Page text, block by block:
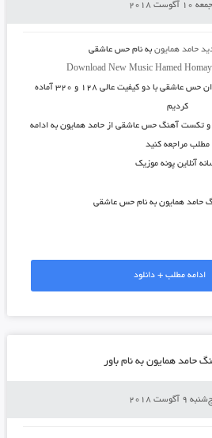
جمعه 10 آگوست 2018
حامد همایونبه نام حس عاشقی
Download New Music Hamed
حس عاشقی
با دو کیفیت عالی ۱۲۸ و ۳۲۰ آماده
کردیم
و تکست آهنگ حس عاشقی از حامد همایون به ادامه
مطلب مراجعه کنید
آنلاین پونه موزیک
ادامه مطلب + دانلود
حامد همایون به نام باور
9 آگوست 2018